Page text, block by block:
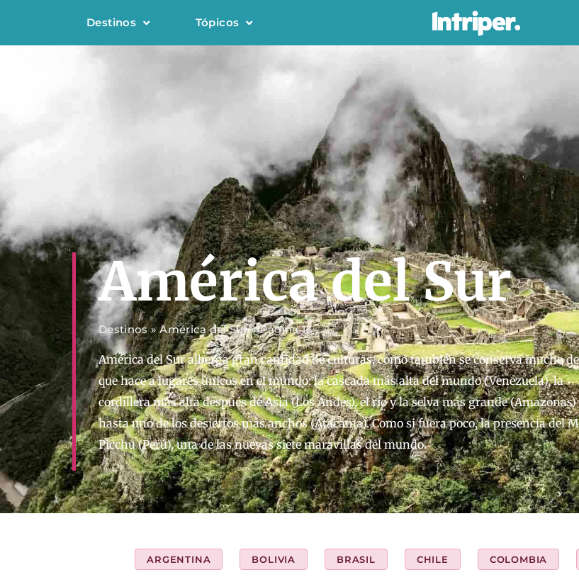
Destinos Tópicos
América del Sur
Destinos»América del Sur»Página 13
América del Sur alberga gran cantidad de culturas, como también se conserva mucho
que hace a lugares únicos en el mundo: la cascada más alta del mundo (Venezuela), la
cordillera más alta después de Asia (Los Andes), el río y la selva más grande (Amazonas)
hasta uno de los desiertos más anchos (Atacama). Como si fuera poco, la presencia del
Picchu (Perú), una de las nuevas siete maravillas del mundo.
ARGENTINA BOLIVIA BRASIL CHILE COLOMBIA